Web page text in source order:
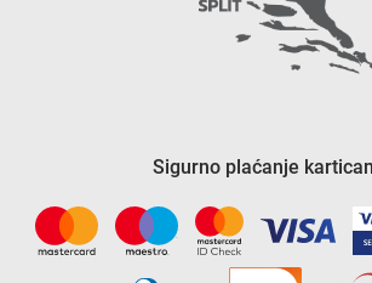
Sigurno plaćanje